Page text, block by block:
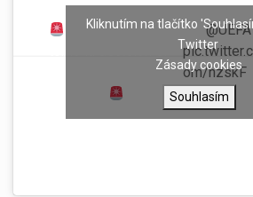
Con esta imagen
VAR de anular el gol
Vía@UEFA
pic.twitter.c
om/hzskF
wtwk7
Kliknutím na tlačítko
Twitter
Zásady cookies
Souhlasím